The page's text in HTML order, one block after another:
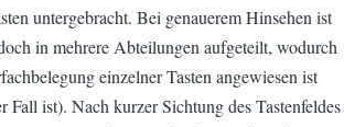
untergebracht. Bei genauerem Hinsehen ist
in mehrere Abteilungen aufgeteilt, wodurch
einzelner Tasten angewiesen ist
Fall ist). Nach kurzer Sichtung des Tastenfeldes